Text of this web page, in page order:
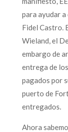
para ayudar
Fidel Castro.
Wieland, el
embargo de
entrega de
pagados por
puerto de
entregados.
Ahora